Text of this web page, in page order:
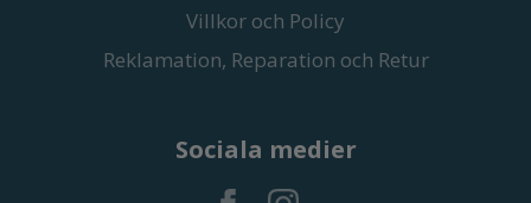
Villkor och Policy
Reklamation, Reparation och Retur
Sociala medier